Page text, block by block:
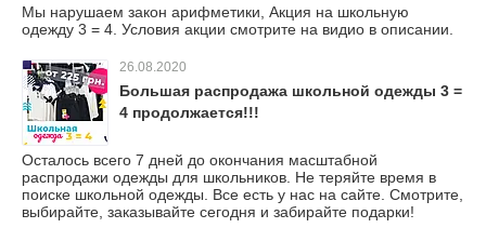
Мы нарушаем закон арифметики, Акция на школьную
одежду 3 = 4. Условия акции смотрите на видио в описании.
26.08.2020
Большая распродажа школьной одежды 3 =
4 продолжается!!!
Осталось всего 7 дней до окончания масштабной
распродажи одежды для школьников. Не теряйте время в
поиске школьной одежды. Все есть у нас на сайте. Смотрите,
выбирайте, заказывайте сегодня и забирайте подарки!